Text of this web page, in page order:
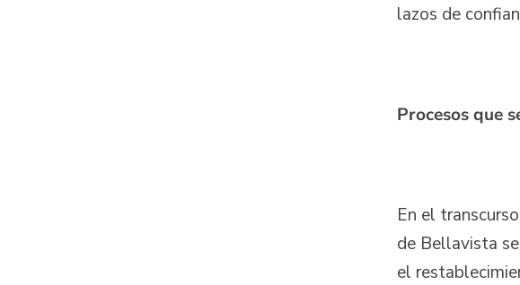
lazos de
Procesos que
En el
de Bellavista
el